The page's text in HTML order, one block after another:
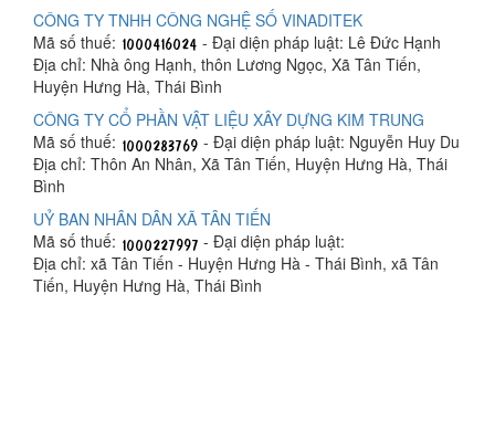
CÔNG TY TNHH CÔNG NGHỆ SỐ VINADITEK
Mã số thuế:
- Đại diện pháp luật: Lê Đức Hạnh
Địa chỉ: Nhà ông Hạnh, thôn Lương Ngọc, Xã Tân Tiến,
Huyện Hưng Hà, Thái Bình
CÔNG TY CỔ PHẦN VẬT LIỆU XÂY DỰNG KIM TRUNG
Mã số thuế:
- Đại diện pháp luật: Nguyễn Huy Du
Địa chỉ: Thôn An Nhân, Xã Tân Tiến, Huyện Hưng Hà, Thái
Bình
UỶ BAN NHÂN DÂN XÃ TÂN TIẾN
Mã số thuế:
- Đại diện pháp luật:
Địa chỉ: xã Tân Tiến - Huyện Hưng Hà - Thái Bình, xã Tân
Tiến, Huyện Hưng Hà, Thái Bình